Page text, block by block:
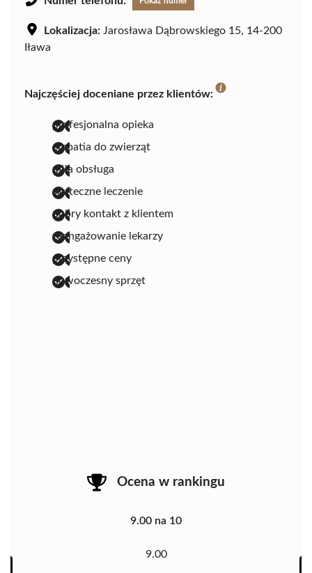
Lokalizacja: Jarosława Dąbrowskiego 15, 14-200
Iława
Najczęściej doceniane przez klientów:
profesjonalna opieka
empatia do zwierząt
miła obsługa
skuteczne leczenie
dobry kontakt z klientem
zaangażowanie lekarzy
przystępne ceny
nowoczesny sprzęt
Ocena w rankingu
9.00 na 10
9.00